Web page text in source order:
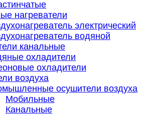
нагреватели
электрический
водяной
канальные
охладители
охладители
воздуха
осушители воздуха
Мобильные
Канальные